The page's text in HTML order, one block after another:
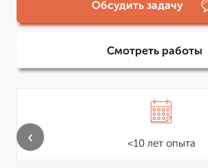
Обсудить задачу
Смотреть работы
<10 лет опыта
‹